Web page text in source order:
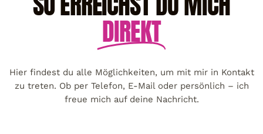
DIREKT
Hier findest du alle Möglichkeiten, um mit mir in Kontakt
zu treten. Ob per Telefon, E-Mail oder persönlich – ich
freue mich auf deine Nachricht.